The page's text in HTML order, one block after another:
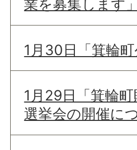
業を募集します」
1月30日「箕輪
1月29日「箕輪
選挙会の開催に